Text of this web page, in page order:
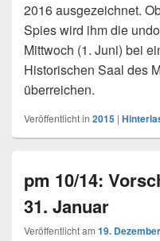
2016 ausgezeichnet.
Spies wird ihm die
Mittwoch (1. Juni) bei
Historischen Saal des
überreichen.
Veröffentlicht in 2015 |
pm 10/14:
31. Januar
Veröffentlicht am 19.